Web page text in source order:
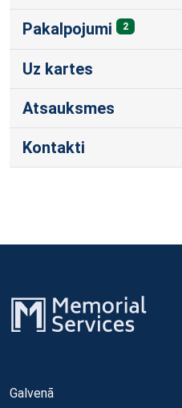
Pakalpojumi 2
Uz kartes
Atsauksmes
Kontakti
Galvenā